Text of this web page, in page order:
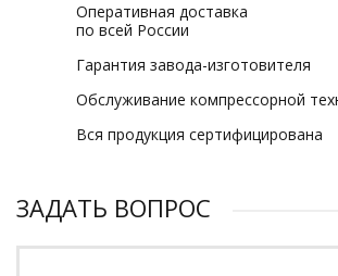
Оперативная доставка
по всей России
Гарантия завода-изготовителя
Обслуживание компрессорной
Вся продукция сертифицирована
ЗАДАТЬ ВОПРОС